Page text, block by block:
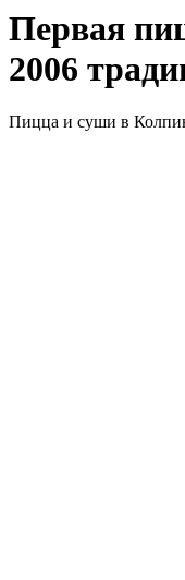
Первая
2006
Пицца и суши в